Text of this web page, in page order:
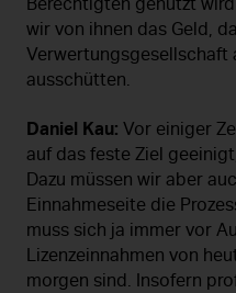
wir von ihnen das Geld,
Verwertungsgesellschaft
ausschütten.
Daniel Kau: Vor einiger
auf das feste Ziel
Dazu müssen wir aber
Einnahmeseite die
muss sich ja immer vor
Lizenzeinnahmen von
morgen sind. Insofern